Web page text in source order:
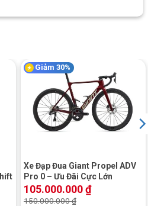
khung sườn tạo nên độ thẩm mĩ
Hợp Kim Nhôm
giúp xe cân được mọi nẻo đường
tốt và bền bỉ hơn.
Giảm 30%
Xe Đạp Đua Giant Propel ADV
Pro 0 – Ưu Đãi Cực Lớn
105.000.000₫
150.000.000₫